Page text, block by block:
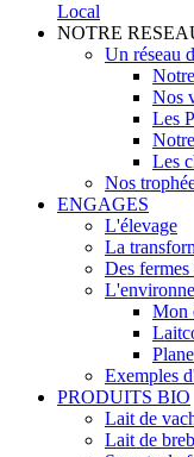
Local
NOTRE
Un réseau
Nos
Les
Les
Nos
ENGAGES
L'élevage
La
Des
Mon
Exemples
PRODUITS BIO
Lait de
Lait de